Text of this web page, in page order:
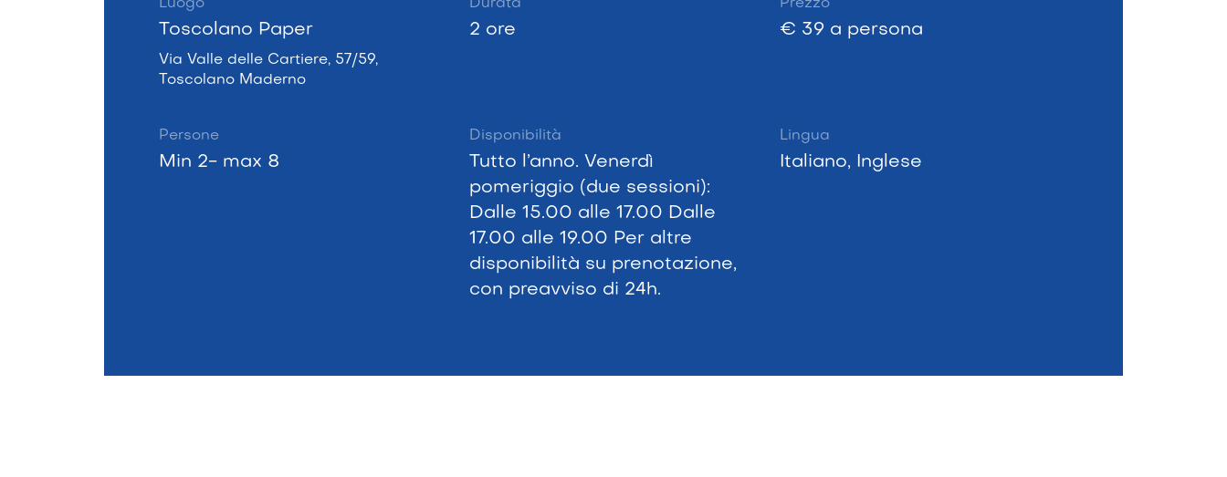
Luogo
Toscolano Paper
Via Valle delle Cartiere, 57/59,
Toscolano Maderno
Durata
2 ore
Prezzo
€ 39 a persona
Persone
Min 2- max 8
Disponibilità
Tutto l’anno. Venerdì
pomeriggio (due sessioni):
Dalle 15.00 alle 17.00 Dalle
17.00 alle 19.00 Per altre
disponibilità su prenotazione,
con preavviso di 24h.
Lingua
Italiano, Inglese